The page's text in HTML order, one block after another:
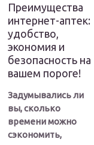
Преимущества
интернет-аптек:
удобство,
экономия и
безопасность на
вашем пороге!
Задумывались ли
вы, сколько
времени можно
сэкономить,